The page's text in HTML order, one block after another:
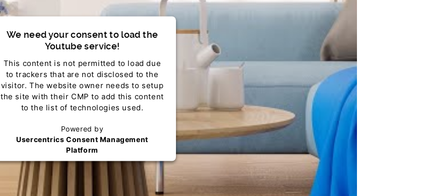
We need your consent to load the
Youtube service!
This content is not permitted to load due
to trackers that are not disclosed to the
visitor. The website owner needs to setup
the site with their CMP to add this content
to the list of technologies used.
Powered by
Usercentrics Consent Management
Platform